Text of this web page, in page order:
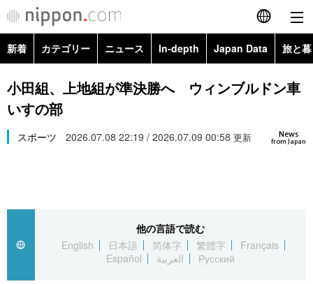
English
简体字
Русский
カテゴリー
経済・ビジネス
国際
トップ
アーカイブ
In-depth
Japan Data
新着 カテゴリー ニュース In-depth Japan Data 旅と
政治・外交
経済・ビジネス
Topics
小田組、上地組が準決勝へ ウィンブルドン車
いすの部
News
from Japan
スポーツ 2026.07.08 22:19 / 2026.07.09 00:58 更新
他の言語で読む
English
日本語 简体字 繁體字
Français
Español
العربية Русский